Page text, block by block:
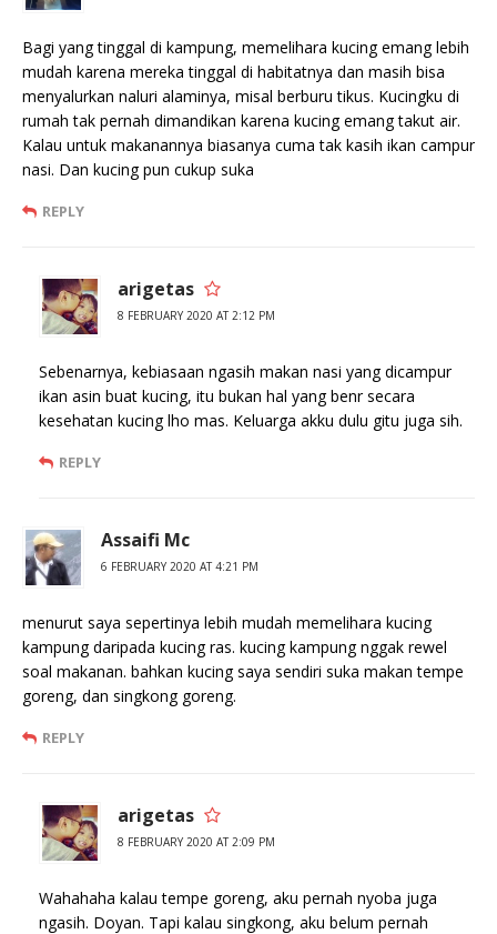
Bagi yang tinggal di kampung, memelihara kucing emang lebih
mudah karena mereka tinggal di habitatnya dan masih bisa
menyalurkan naluri alaminya, misal berburu tikus. Kucingku di
rumah tak pernah dimandikan karena kucing emang takut air.
Kalau untuk makanannya biasanya cuma tak kasih ikan campur
nasi. Dan kucing pun cukup suka
REPLY
arigetas
8 FEBRUARY 2020 AT 2:12 PM
Sebenarnya, kebiasaan ngasih makan nasi yang dicampur
ikan asin buat kucing, itu bukan hal yang benr secara
kesehatan kucing lho mas. Keluarga akku dulu gitu juga sih.
REPLY
Assaifi Mc
6 FEBRUARY 2020 AT 4:21 PM
menurut saya sepertinya lebih mudah memelihara kucing
kampung daripada kucing ras. kucing kampung nggak rewel
soal makanan. bahkan kucing saya sendiri suka makan tempe
goreng, dan singkong goreng.
REPLY
arigetas
8 FEBRUARY 2020 AT 2:09 PM
Wahahaha kalau tempe goreng, aku pernah nyoba juga
ngasih. Doyan. Tapi kalau singkong, aku belum pernah